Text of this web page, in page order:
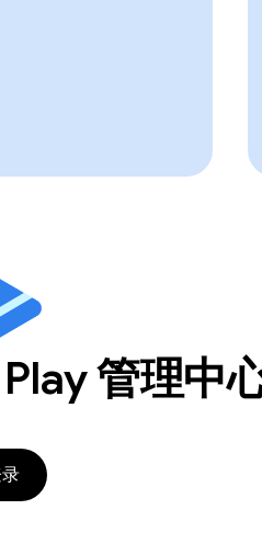
管理中